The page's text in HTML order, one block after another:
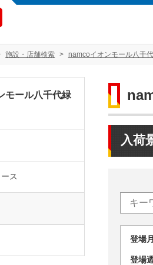
施設・店舗検索 namcoイオンモール八千
入荷
登
登
モール八千代緑
ス